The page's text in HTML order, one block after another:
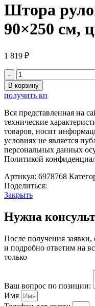
Штора
90×250 см,
1 819 ₽
Количество
товара
Штора
рулонная
«Нюд»,
90×250
см,
цвет
шоколадный
В корзину
получить кп
Вся представленная на
технические
товаров, носит
условиях не является
персональных данных
Политикой
Артикул: 6978768
Поделиться:
Закрыть
Нужна
После получения
и подробно ответим на
только
Ваш вопрос по позиции:
Имя